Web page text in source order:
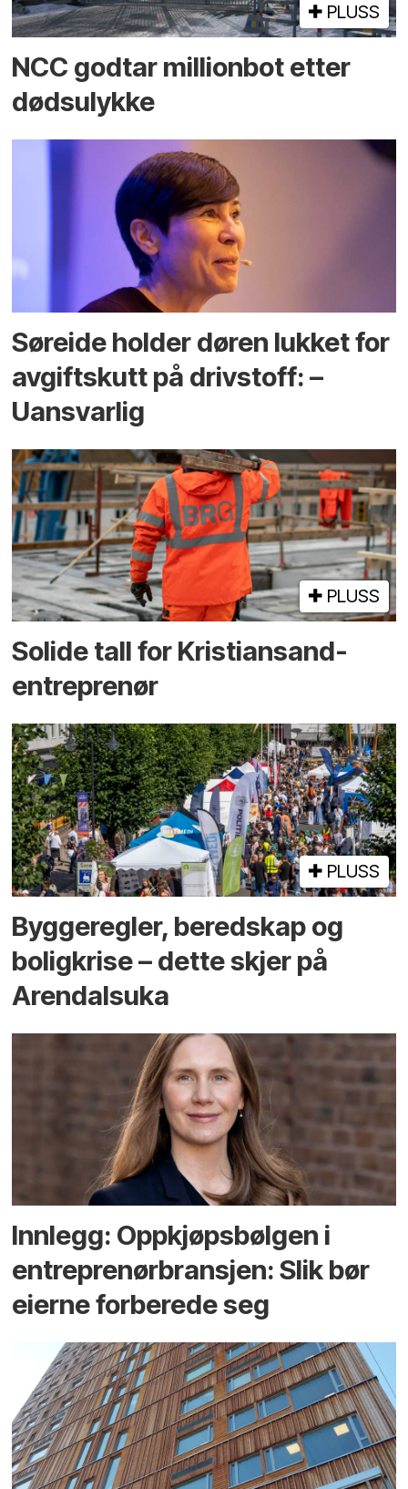
PLUSS
NCC godtar millionbot etter
dødsulykke
Søreide holder døren lukket for
avgiftskutt på drivstoff: –
Uansvarlig
PLUSS
Solide tall for Kristiansand-
entreprenør
PLUSS
Bygge­regler, beredskap og
bolig­krise – dette skjer på
Arendals­uka
Innlegg: Oppkjøps­bølgen i
entreprenør­bransjen: Slik bør
eierne forberede seg